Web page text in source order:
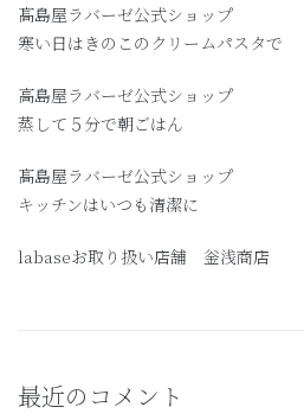
髙島屋ラバーゼ公式ショップ
寒い日はきのこのクリームパスタで
高島屋ラバーゼ公式ショップ
蒸して５分で朝ごはん
髙島屋ラバーゼ公式ショップ
キッチンはいつも清潔に
labaseお取り扱い店舗 釡浅商店
最近のコメント